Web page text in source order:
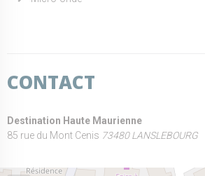
CONTACT
Destination Haute Maurienne
85 rue du Mont Cenis 73480 LANSLEBOURG